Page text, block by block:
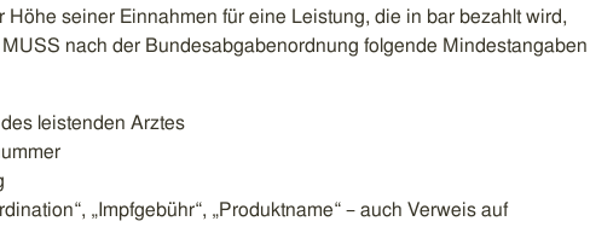
Höhe seiner Einnahmen für eine Leistung, die in bar bezahlt wird,
nach der Bundesabgabenordnung folgende Mindestangaben
leistenden Arztes
„Impfgebühr“, „Produktname“ – auch Verweis auf